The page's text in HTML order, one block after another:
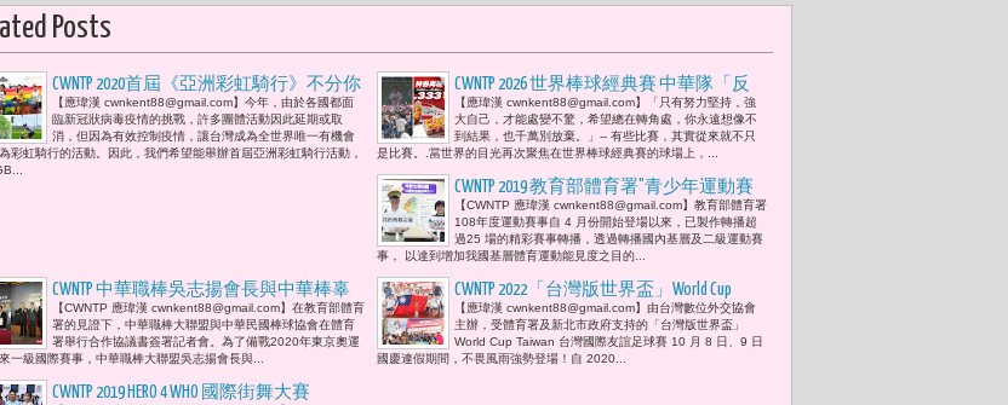
Posts
CWNTP 2020首屆《亞洲彩虹騎行》不分你
我 騎向未來人人平權新天地
【應瑋漢 cwnkent88@gmail.com】今年，由於各國都面
臨新冠狀病毒疫情的挑戰，許多團體活動因此延期或取
消，但因為有效控制疫情，讓台灣成為全世界唯一有機會
彩虹騎行的活動。因此，我們希望能舉辦首屆亞洲彩虹騎行活動，
CWNTP 2026 世界棒球經典賽 中華隊「反
敗為勝」的警訊 -- 台灣不缺英雄，不缺
奇蹟，只缺「長期專業制度的規劃」。
-- (肯德基 與您 Team Taiwan 超值應援桶
03/10起只要333元)
【應瑋漢 cwnkent88@gmail.com】「只有努力堅持，強
大自己，才能處變不驚，希望總在轉角處，你永遠想像不
到結果，也千萬別放棄。」-- 有些比賽，其實從來就不只
是比賽。.當世界的目光再次聚焦在世界棒球經典賽的球場上，...
CWNTP 2019 教育部體育署"青少年運動賽
事"反應熱烈 高俊雄:是鼓舞年輕選手提
升臺灣運動風氣的最佳管道
【CWNTP 應瑋漢 cwnkent88@gmail.com】教育部體育署
108年度運動賽事自 4 月份開始登場以來，已製作轉播超
過25 場的精彩賽事轉播，透過轉播國內基層及二級運動賽
事， 以達到增加我國基層體育運動能見度之目的...
CWNTP 中華職棒吳志揚會長與中華棒辜
仲諒理事長協簽署合作協議書組最強國
家隊 備戰2020年東京奧運
【CWNTP 應瑋漢 cwnkent88@gmail.com】在教育部體育
署的見證下，中華職棒大聯盟與中華民國棒球協會在體育
署舉行合作協議書簽署記者會。為了備戰2020年東京奧運
一級國際賽事，中華職棒大聯盟吳志揚會長與...
CWNTP 2022「台灣版世界盃」World Cup
Taiwan 台灣國際友誼足球賽！台灣女足
奪冠創賽史最佳 衛冕軍海地險勝台灣
連霸男子賽場
【應瑋漢 cwnkent88@gmail.com】由台灣數位外交協會
主辦，受體育署及新北市政府支持的「台灣版世界盃」
World Cup Taiwan 台灣國際友誼足球賽 10 月 8 日、9 日
國慶連假期間，不畏風雨強勢登場！自 2020...
CWNTP 2019 HERO 4 WHO 國際街舞大賽